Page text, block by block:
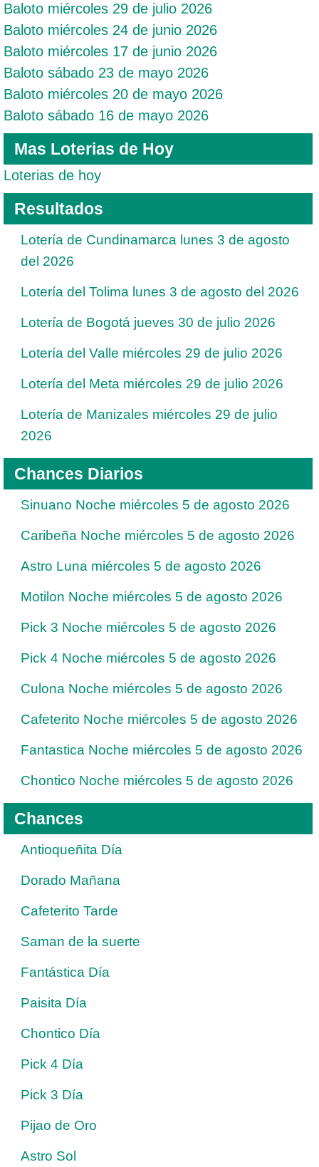
Baloto miércoles 29 de julio 2026
Baloto miércoles 24 de junio 2026
Baloto miércoles 17 de junio 2026
Baloto sábado 23 de mayo 2026
Baloto miércoles 20 de mayo 2026
Baloto sábado 16 de mayo 2026
Mas Loterias de Hoy
Loterias de hoy
Resultados
Lotería de Cundinamarca lunes 3 de agosto
del 2026
Lotería del Tolima lunes 3 de agosto del 2026
Lotería de Bogotá jueves 30 de julio 2026
Lotería del Valle miércoles 29 de julio 2026
Lotería del Meta miércoles 29 de julio 2026
Lotería de Manizales miércoles 29 de julio
2026
Chances Diarios
Sinuano Noche miércoles 5 de agosto 2026
Caribeña Noche miércoles 5 de agosto 2026
Astro Luna miércoles 5 de agosto 2026
Motilon Noche miércoles 5 de agosto 2026
Pick 3 Noche miércoles 5 de agosto 2026
Pick 4 Noche miércoles 5 de agosto 2026
Culona Noche miércoles 5 de agosto 2026
Cafeterito Noche miércoles 5 de agosto 2026
Fantastica Noche miércoles 5 de agosto 2026
Chontico Noche miércoles 5 de agosto 2026
Chances
Antioqueñita Día
Dorado Mañana
Cafeterito Tarde
Saman de la suerte
Fantástica Día
Paisita Día
Chontico Día
Pick 4 Día
Pick 3 Día
Pijao de Oro
Astro Sol